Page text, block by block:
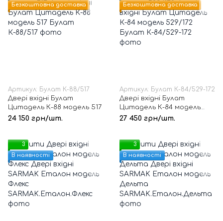
Безкоштовна доставка
Артикул: Булат К-88/517
Двері вхідні Булат
Цитадель К-88 модель 517
24 150 грн/шт.
Безкоштовна доставка
Артикул: Булат К-84/529-172
Двері вхідні Булат
Цитадель К-84 модель
529/172
27 450 грн/шт.
3
В наявності
3
В наявності